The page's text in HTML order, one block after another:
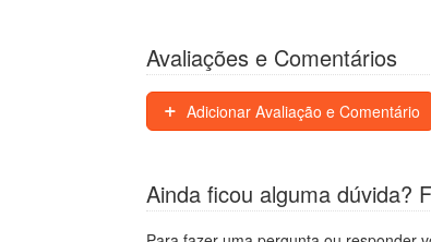
Avaliações e Comentários
Adicionar Avaliação e Comentário
Ainda ficou alguma dúvida?